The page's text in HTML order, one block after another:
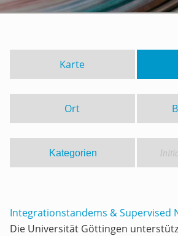
Karte
Ort
Integrationstandems & Supervised
Die Universität Göttingen